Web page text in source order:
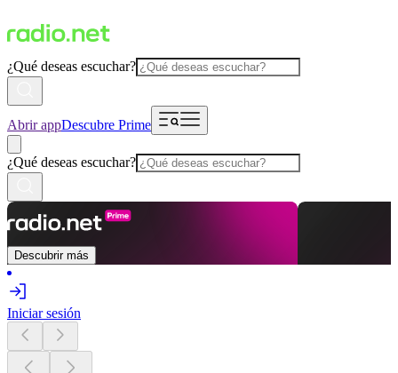
¿Qué deseas escuchar?
Abrir appDescubre Prime
¿Qué deseas escuchar?
Descubrir más
Iniciar sesión